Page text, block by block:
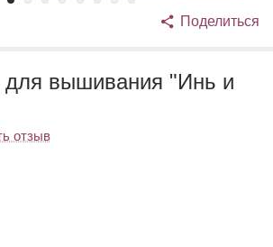
Поделиться
для вышивания "Инь и
отзыв